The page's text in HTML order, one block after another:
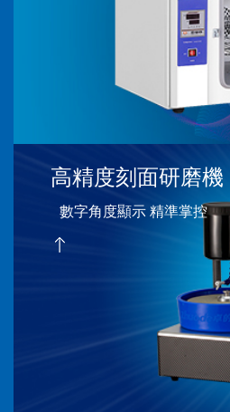
高精度刻面研磨機
數字角度顯示 精準掌控